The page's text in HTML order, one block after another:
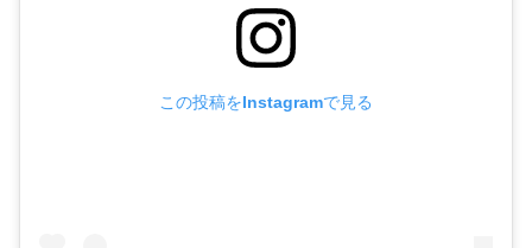
この投稿をInstagramで見る